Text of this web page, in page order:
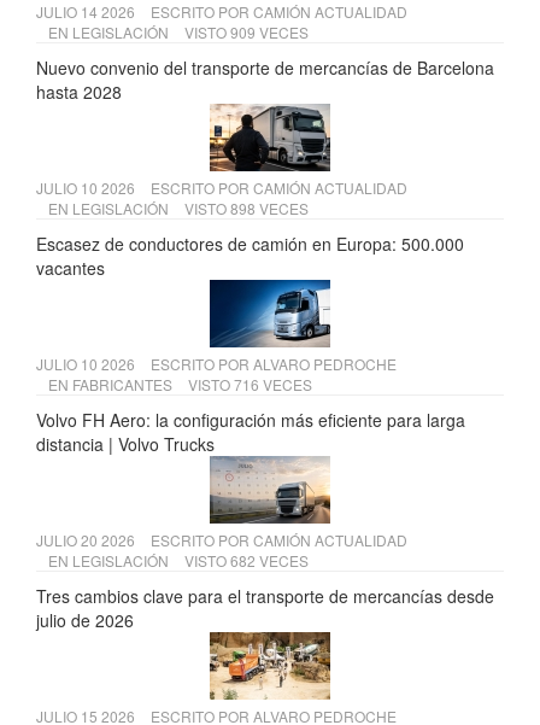
JULIO 14 2026 ESCRITO POR CAMIÓN ACTUALIDAD
EN LEGISLACIÓN VISTO 909 VECES
Nuevo convenio del transporte de mercancías de Barcelona
hasta 2028
JULIO 10 2026 ESCRITO POR CAMIÓN ACTUALIDAD
EN LEGISLACIÓN VISTO 898 VECES
Escasez de conductores de camión en Europa: 500.000
vacantes
JULIO 10 2026 ESCRITO POR ALVARO PEDROCHE
EN FABRICANTES VISTO 716 VECES
Volvo FH Aero: la configuración más eficiente para larga
distancia | Volvo Trucks
JULIO 20 2026 ESCRITO POR CAMIÓN ACTUALIDAD
EN LEGISLACIÓN VISTO 682 VECES
Tres cambios clave para el transporte de mercancías desde
julio de 2026
JULIO 15 2026 ESCRITO POR ALVARO PEDROCHE